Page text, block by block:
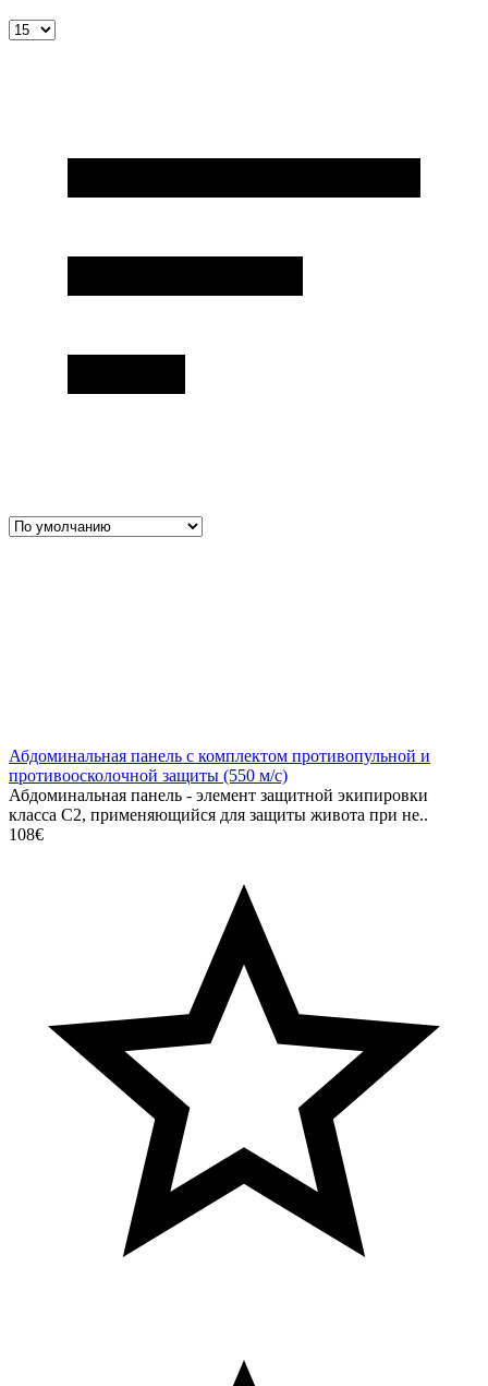
Абдоминальная панель с комплектом противопульной и
противоосколочной защиты (550 м/с)
Абдоминальная панель - элемент защитной экипировки
класса С2, применяющийся для защиты живота при не..
108€